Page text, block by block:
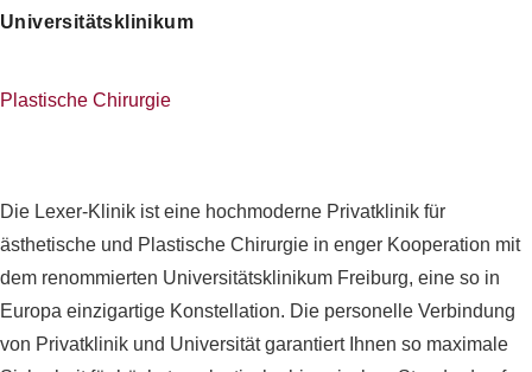
Universitätsklinikum
Plastische Chirurgie
Die Lexer-Klinik ist eine hochmoderne Privatklinik für
ästhetische und Plastische Chirurgie in enger Kooperation mit
dem renommierten Universitätsklinikum Freiburg, eine so in
Europa einzigartige Konstellation. Die personelle Verbindung
von Privatklinik und Universität garantiert Ihnen so maximale